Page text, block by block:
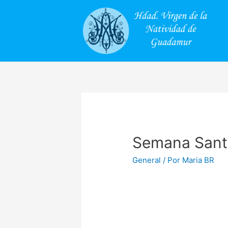
Semana
General / Por Maria BR